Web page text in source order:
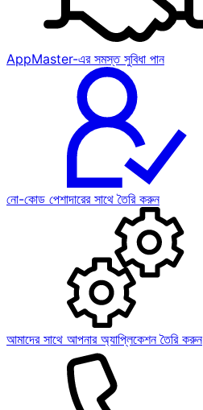
AppMaster-এর সমস্ত সুবিধা পান
নো-কোড পেশাদারের সাথে তৈরি করুন
আমাদের সাথে আপনার অ্যাপ্লিকেশন তৈরি করুন